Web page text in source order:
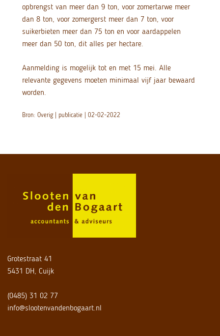
opbrengst van meer dan 9 ton, voor zomertarwe meer
dan 8 ton, voor zomergerst meer dan 7 ton, voor
suikerbieten meer dan 75 ton en voor aardappelen
meer dan 50 ton, dit alles per hectare.
Aanmelding is mogelijk tot en met 15 mei. Alle
relevante gegevens moeten minimaal vijf jaar bewaard
worden.
Bron: Overig | publicatie | 02-02-2022
Grotestraat 41
5431 DH, Cuijk
(0485) 31 02 77
info@slootenvandenbogaart.nl